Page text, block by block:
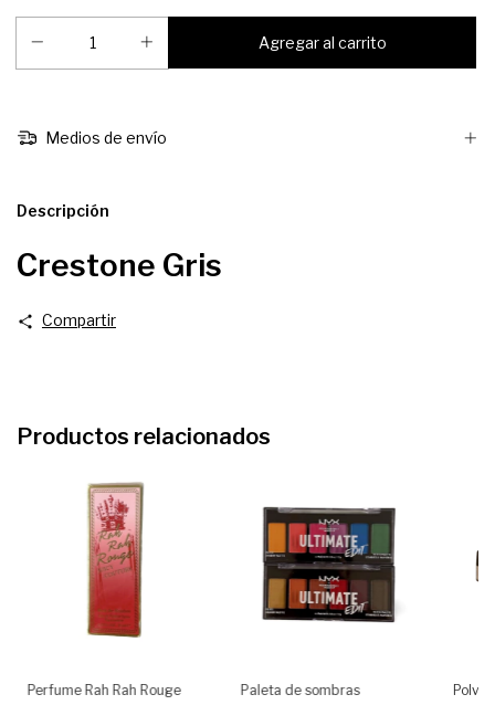
Medios de envío
Descripción
Crestone Gris
Compartir
Productos relacionados
Perfume Rah Rah Rouge
Paleta de sombras
Polvo